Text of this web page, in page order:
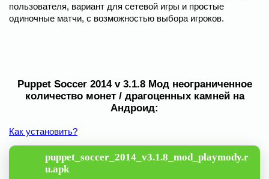
пользователя, вариант для сетевой игры и простые
одиночные матчи, с возможностью выбора игроков.
Puppet Soccer 2014 v 3.1.8 Мод неограниченное
количество монет / драгоценных камней на
Андроид:
Как установить?
puppet_soccer_2014_v3.1.8_mod_playmody.r
u.apk